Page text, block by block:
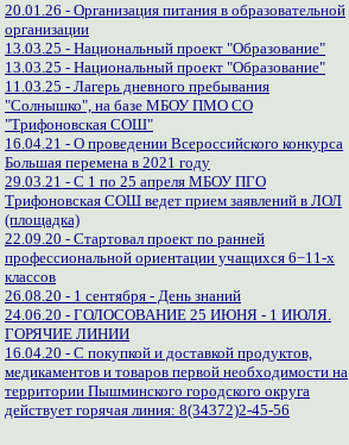
20.01.26 - Организация питания в образовательной
организации
13.03.25 - Национальный проект "Образование"
13.03.25 - Национальный проект "Образование"
11.03.25 - Лагерь дневного пребывания
"Солнышко", на базе МБОУ ПМО СО
"Трифоновская СОШ"
16.04.21 - О проведении Всероссийского конкурса
Большая перемена в 2021 году
29.03.21 - С 1 по 25 апреля МБОУ ПГО
Трифоновская СОШ ведет прием заявлений в ЛОЛ
(площадка)
22.09.20 - Стартовал проект по ранней
профессиональной ориентации учащихся 6−11-х
классов
26.08.20 - 1 сентября - День знаний
24.06.20 - ГОЛОСОВАНИЕ 25 ИЮНЯ - 1 ИЮЛЯ.
ГОРЯЧИЕ ЛИНИИ
16.04.20 - С покупкой и доставкой продуктов,
медикаментов и товаров первой необходимости на
территории Пышминского городского округа
действует горячая линия: 8(34372)2-45-56